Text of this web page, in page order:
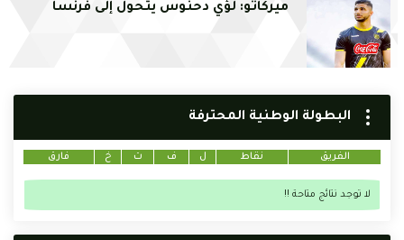
ميركاتو: لؤي دحنوس يتحول إلى فرنسا
البطولة الوطنية المحترفة
الفريق نقاط ل ف ت خ فارق
لا توجد نتائج متاحة !!